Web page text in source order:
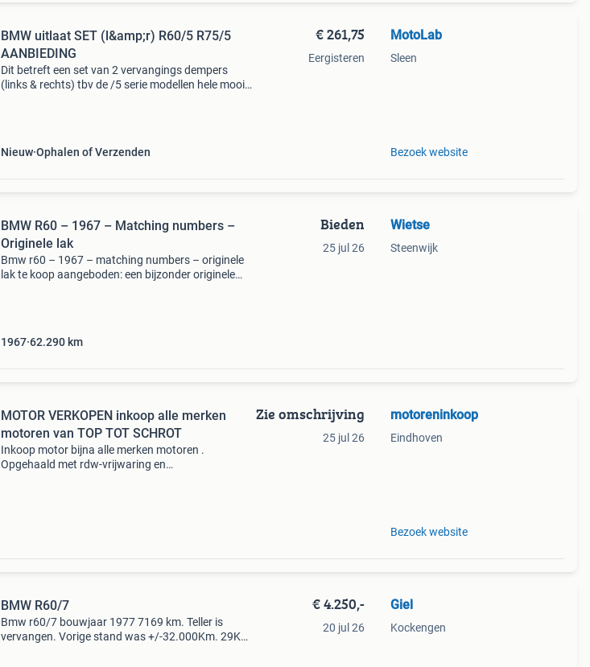
BMW uitlaat SET (l&amp;r) R60/5 R75/5
AANBIEDING
Dit betreft een set van 2 vervangings dempers
(links & rechts) tbv de /5 serie modellen hele mooie
Nieuw Ophalen of Verzenden
€ 261,75
Eergisteren
MotoLab
Sleen
Bezoek website
BMW R60 – 1967 – Matching numbers –
Originele lak
Bmw r60 – 1967 – matching numbers – originele
lak te koop aangeboden: een bijzonder originele
1967 62.290 km
Bieden
25 jul 26
Wietse
Steenwijk
MOTOR VERKOPEN inkoop alle merken
motoren van TOP TOT SCHROT
Inkoop motor bijna alle merken motoren .
Opgehaald met rdw-vrijwaring en
Zie omschrijving
25 jul 26
motoreninkoop
Eindhoven
Bezoek website
BMW R60/7
Bmw r60/7 bouwjaar 1977 7169 km. Teller is
vervangen. Vorige stand was +/-32.000Km. 29Kw
€ 4.250,-
20 jul 26
Giel
Kockengen